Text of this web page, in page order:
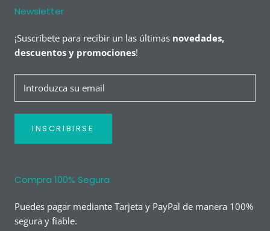
Newsletter
¡Suscríbete para recibir un las últimas novedades,
descuentos y promociones!
INSCRIBIRSE
Compra 100% Segura
Puedes pagar mediante Tarjeta y PayPal de manera 100%
segura y fiable.